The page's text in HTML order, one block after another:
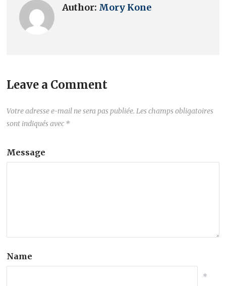
Author: Mory Kone
Leave a Comment
Votre adresse e-mail ne sera pas publiée. Les champs obligatoires
sont indiqués avec *
Message
Name
*